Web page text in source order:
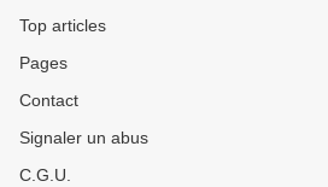
Top articles
Pages
Contact
Signaler un abus
C.G.U.